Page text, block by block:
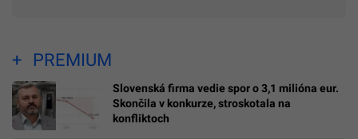
PREMIUM
Slovenská firma vedie spor o 3,1 milióna eur.
Skončila v konkurze, stroskotala na
konfliktoch